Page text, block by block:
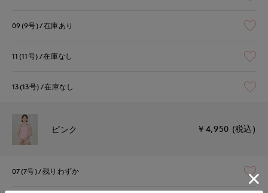
09(9号) 在庫あり
11(11号) 在庫なし
13(13号) 在庫なし
ピンク ￥4,950 (税込)
07(7号) 残りわずか